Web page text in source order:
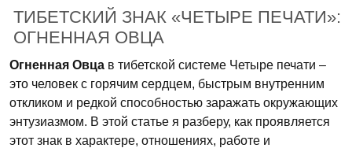
ТИБЕТСКИЙ ЗНАК «ЧЕТЫРЕ ПЕЧАТИ»:
ОГНЕННАЯ ОВЦА
Огненная Овца в тибетской системе Четыре печати –
это человек с горячим сердцем, быстрым внутренним
откликом и редкой способностью заражать окружающих
энтузиазмом. В этой статье я разберу, как проявляется
этот знак в характере, отношениях, работе и